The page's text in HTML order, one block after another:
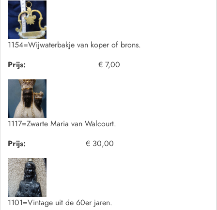
1154=Wijwaterbakje van koper of brons.
Prijs:
€ 7,00
1117=Zwarte Maria van Walcourt.
Prijs:
€ 30,00
1101=Vintage uit de 60er jaren.